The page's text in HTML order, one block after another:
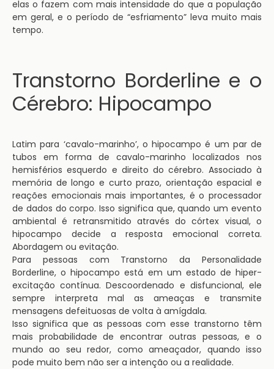
elas o fazem com mais intensidade do que a população
em geral, e o período de “esfriamento” leva muito mais
tempo.
Transtorno Borderline e o
Cérebro: Hipocampo
Latim para ‘cavalo-marinho’, o hipocampo é um par de
tubos em forma de cavalo-marinho localizados nos
hemisférios esquerdo e direito do cérebro. Associado à
memória de longo e curto prazo, orientação espacial e
reações emocionais mais importantes, é o processador
de dados do corpo. Isso significa que, quando um evento
ambiental é retransmitido através do córtex visual, o
hipocampo decide a resposta emocional correta.
Abordagem ou evitação.
Para pessoas com Transtorno da Personalidade
Borderline, o hipocampo está em um estado de hiper-
excitação contínua. Descoordenado e disfuncional, ele
sempre interpreta mal as ameaças e transmite
mensagens defeituosas de volta à amígdala.
Isso significa que as pessoas com esse transtorno têm
mais probabilidade de encontrar outras pessoas, e o
mundo ao seu redor, como ameaçador, quando isso
pode muito bem não ser a intenção ou a realidade.